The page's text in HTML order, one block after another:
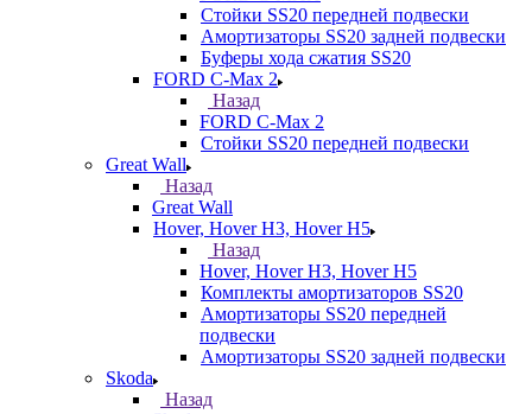
Стойки SS20 передней подвески
Амортизаторы SS20 задней подвески
Буферы хода сжатия SS20
FORD C-Max 2
Назад
FORD C-Max 2
Стойки SS20 передней подвески
Great Wall
Назад
Great Wall
Hover, Hover H3, Hover H5
Назад
Hover, Hover H3, Hover H5
Комплекты амортизаторов SS20
Амортизаторы SS20 передней
подвески
Амортизаторы SS20 задней подвески
Skoda
Назад